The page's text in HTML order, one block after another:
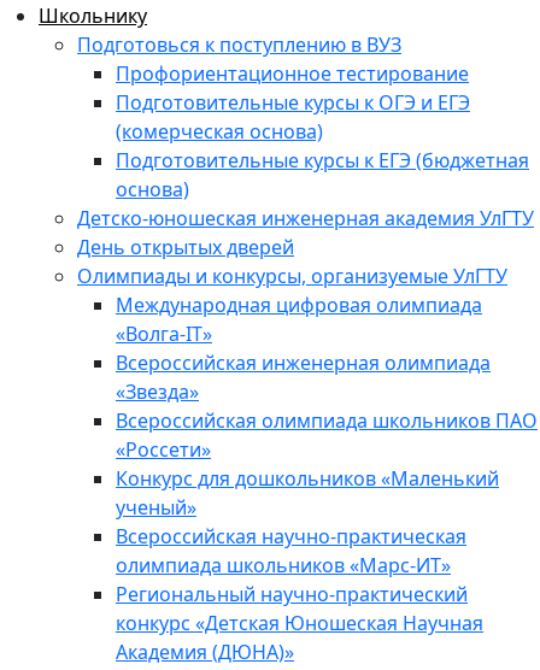
Школьнику
Подготовься к поступлению в ВУЗ
Профориентационное тестирование
Подготовительные курсы к ОГЭ и ЕГЭ
(комерческая основа)
Подготовительные курсы к ЕГЭ (бюджетная
основа)
Детско-юношеская инженерная академия УлГТУ
День открытых дверей
Олимпиады и конкурсы, организуемые УлГТУ
Международная цифровая олимпиада
«Волга-IT»
Всероссийская инженерная олимпиада
«Звезда»
Всероссийская олимпиада школьников ПАО
«Россети»
Конкурс для дошкольников «Маленький
ученый»
Всероссийская научно-практическая
олимпиада школьников «Марс-ИТ»
Региональный научно-практический
конкурс «Детская Юношеская Научная
Академия (ДЮНА)»